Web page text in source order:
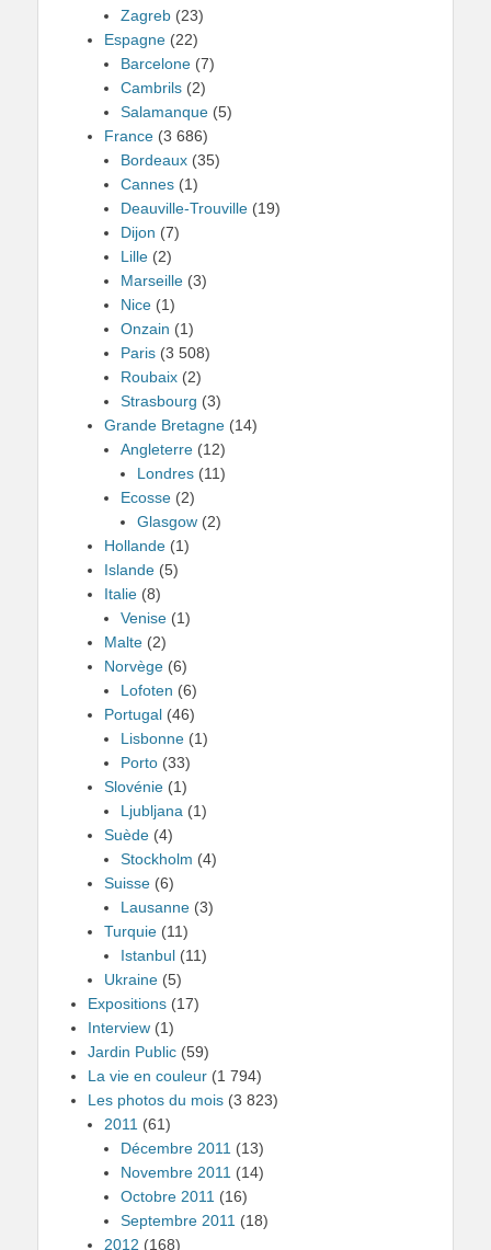
Zagreb (23)
Espagne (22)
Barcelone (7)
Cambrils (2)
Salamanque (5)
France (3 686)
Bordeaux (35)
Cannes (1)
Deauville-Trouville (19)
Dijon (7)
Lille (2)
Marseille (3)
Nice (1)
Onzain (1)
Paris (3 508)
Roubaix (2)
Strasbourg (3)
Grande Bretagne (14)
Angleterre (12)
Londres (11)
Ecosse (2)
Glasgow (2)
Hollande (1)
Islande (5)
Italie (8)
Venise (1)
Malte (2)
Norvège (6)
Lofoten (6)
Portugal (46)
Lisbonne (1)
Porto (33)
Slovénie (1)
Ljubljana (1)
Suède (4)
Stockholm (4)
Suisse (6)
Lausanne (3)
Turquie (11)
Istanbul (11)
Ukraine (5)
Expositions (17)
Interview (1)
Jardin Public (59)
La vie en couleur (1 794)
Les photos du mois (3 823)
2011 (61)
Décembre 2011 (13)
Novembre 2011 (14)
Octobre 2011 (16)
Septembre 2011 (18)
2012 (168)